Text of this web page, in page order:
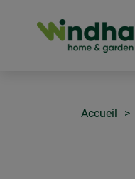
Accueil